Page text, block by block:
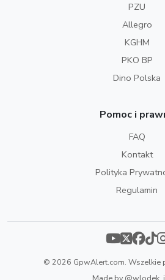
PZU
Allegro
KGHM
PKO BP
Dino Polska
Pomoc i
FAQ
Kontakt
Polityka
Regulamin
© 2026 GpwAlert.com. Wszelkie